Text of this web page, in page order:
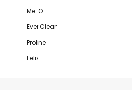
Me-O
Ever Clean
Proline
Felix